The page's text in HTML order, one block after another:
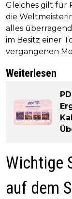
Gleiches gilt für
die
alles
im Besitz einer
vergangenen
Weiterlesen
Wichtige
auf dem